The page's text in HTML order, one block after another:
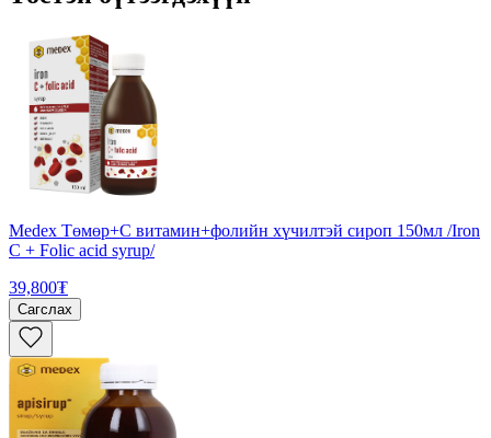
Medex Төмөр+С витамин+фолийн хүчилтэй сироп 150мл /Iron
C + Folic acid syrup/
39,800₮
Сагслах